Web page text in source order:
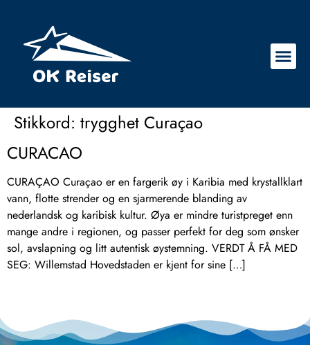
Stikkord: trygghet Curaçao
CURACAO
CURAÇAO Curaçao er en fargerik øy i Karibia med krystallklart
vann, flotte strender og en sjarmerende blanding av
nederlandsk og karibisk kultur. Øya er mindre turistpreget enn
mange andre i regionen, og passer perfekt for deg som ønsker
sol, avslapning og litt autentisk øystemning. VERDT Å FÅ MED
SEG: Willemstad Hovedstaden er kjent for sine […]